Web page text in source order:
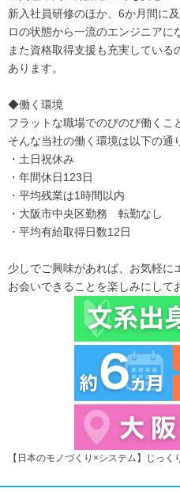
新入社員研修のほか、6か月間に
ロの状態から一流のエンジニアに
また資格取得支援も充実してい
あります。
◆働く環境
フラットな職場でのびのび働くこ
そんな当社の働く環境は以下の通
・土日祝休み
・年間休日123日
・平均残業は1時間以内
・大阪市中央区勤務 転勤なし
・平均有給取得日数12日
少しでご興味があれば、お気軽に
お会いできることを楽しみにして
【日本のモノづくり×システム】じっ